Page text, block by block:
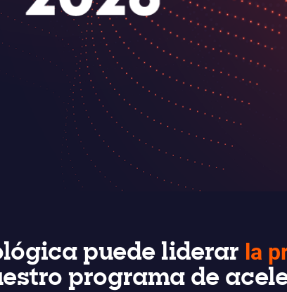
puede liderar la
programa de